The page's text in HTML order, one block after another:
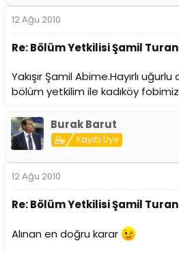
12 Ağu 2010
Re: Bölüm Yetkilisi Şamil
Yakışır Şamil Abime.Hayırlı
bölüm yetkilim ile kadıköy
Burak Barut
Kayıtlı Üye
12 Ağu 2010
Re: Bölüm Yetkilisi Şamil
Alınan en doğru karar